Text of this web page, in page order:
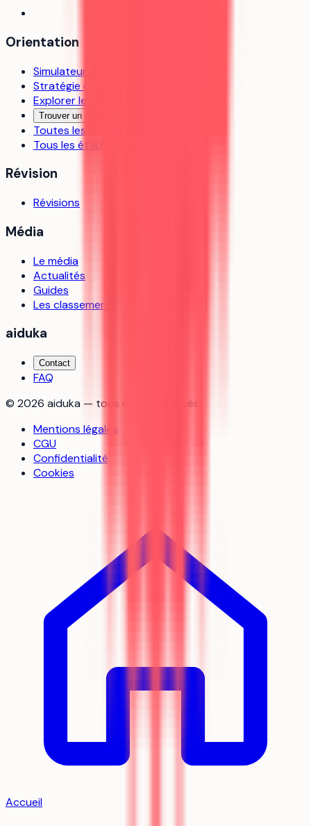
Orientation
Simulateur d’admission
Stratégie de vœux
Explorer les formations
Trouver un coach
Toutes les formations
Tous les établissements
Révision
Révisions
Média
Le média
Actualités
Guides
Les classements
aiduka
Contact
FAQ
© 2026 aiduka — tous droits réservés
Mentions légales
CGU
Confidentialité
Cookies
Accueil